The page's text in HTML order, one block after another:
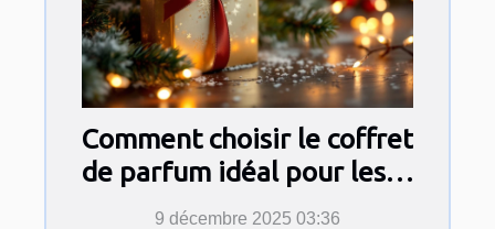
Comment choisir le coffret
de parfum idéal pour les
fêtes ?9 décembre 2025 03:36